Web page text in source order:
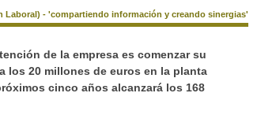
Laboral) - 'compartiendo información y creando sinergias'
de la empresa es comenzar su
los 20 millones de euros en la planta
cinco años alcanzará los 168